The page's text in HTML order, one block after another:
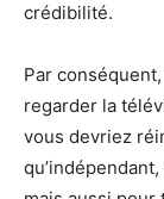
crédibilité.
Par
regarder la
vous devriez